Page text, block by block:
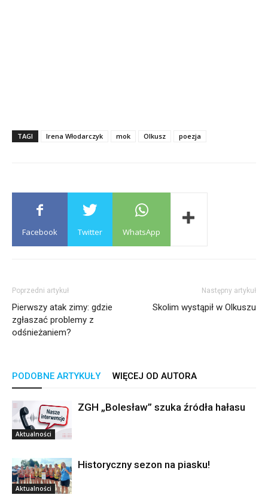
TAGI Irena Włodarczyk mok Olkusz poezja
Facebook Twitter WhatsApp
Poprzedni artykuł
Pierwszy atak zimy: gdzie
zgłaszać problemy z
odśnieżaniem?
Następny artykuł
Skolim wystąpił w Olkuszu
PODOBNE ARTYKUŁY WIĘCEJ OD AUTORA
Aktualności
ZGH „Bolesław” szuka źródła hałasu
Aktualności
Historyczny sezon na piasku!